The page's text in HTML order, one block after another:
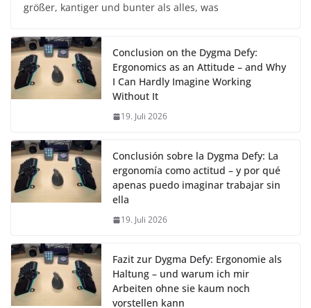
größer, kantiger und bunter als alles, was
Conclusion on the Dygma Defy:
Ergonomics as an Attitude – and Why
I Can Hardly Imagine Working
Without It
19. Juli 2026
Conclusión sobre la Dygma Defy: La
ergonomía como actitud – y por qué
apenas puedo imaginar trabajar sin
ella
19. Juli 2026
Fazit zur Dygma Defy: Ergonomie als
Haltung – und warum ich mir
Arbeiten ohne sie kaum noch
vorstellen kann